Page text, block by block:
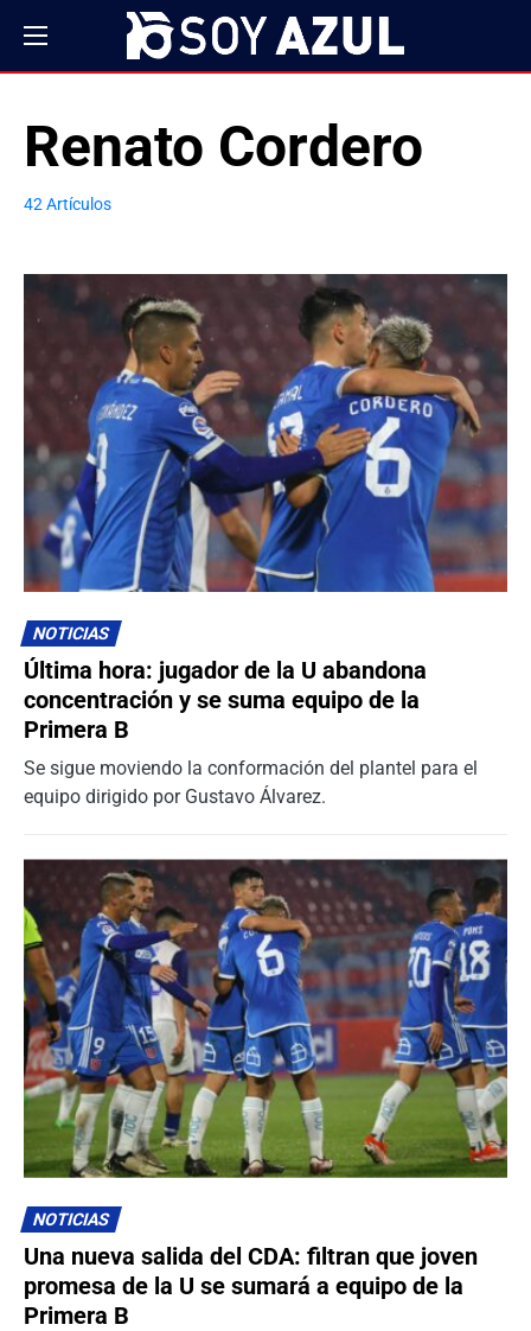
Renato Cordero
42 Artículos
NOTICIAS
Última hora: jugador de la U abandona
concentración y se suma equipo de la
Primera B
Se sigue moviendo la conformación del plantel para el
equipo dirigido por Gustavo Álvarez.
NOTICIAS
Una nueva salida del CDA: filtran que joven
promesa de la U se sumará a equipo de la
Primera B